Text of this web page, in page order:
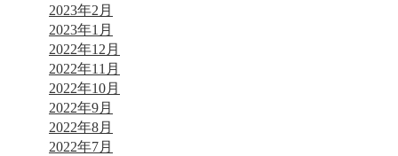
2023年2月
2023年1月
2022年12月
2022年11月
2022年10月
2022年9月
2022年8月
2022年7月